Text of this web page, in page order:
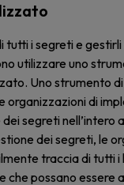
tutti i segreti e
utilizzare uno
Uno strumento
organizzazioni di
segreti nell’intero
dei segreti, le
traccia di tutti i
che possano essere